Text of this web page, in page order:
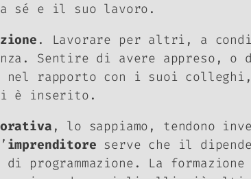
sé e il suo lavoro.
. Lavorare per altri, a
Sentire di avere appreso, o
rapporto con i suoi
è inserito.
, lo sappiamo, tendono
imprenditore serve che il
programmazione. La